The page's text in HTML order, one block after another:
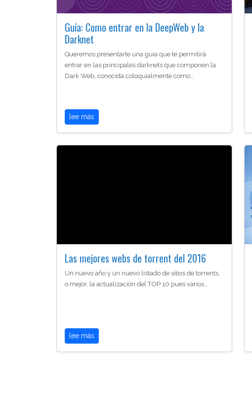
Guía: Como entrar en la DeepWeb y la
Darknet
Queremos presentarte una guía que te permitirá
entrar en las principales darknets que componen la
Dark Web, conocida coloquialmente como…
lee más
Las mejores webs de torrent del 2016
Un nuevo año y un nuevo listado de sitios de torrents,
o mejor, la actualización del TOP 10 pues varios…
lee más